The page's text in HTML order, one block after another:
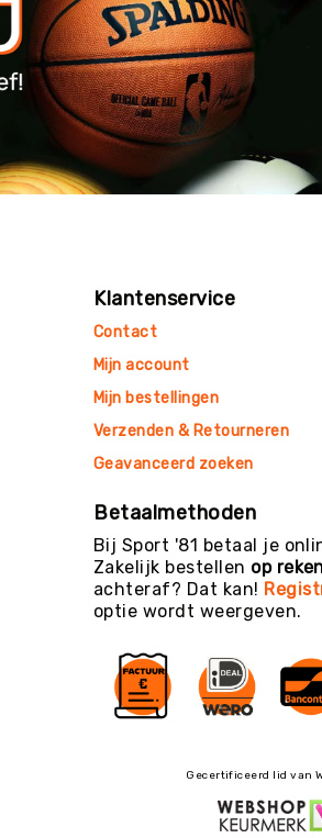
Klantenservice
Contact
Mijn account
Mijn bestellingen
Verzenden & Retourneren
Geavanceerd zoeken
Betaalmethoden
Bij Sport '81 betaal je
Zakelijk bestellen op
achteraf? Dat kan!
optie wordt weergeven.
Gecertificeerd lid van